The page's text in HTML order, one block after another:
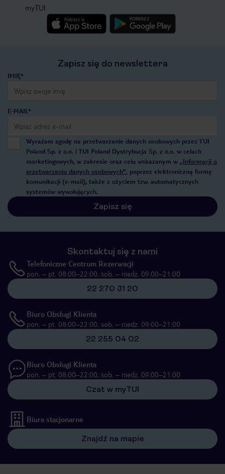
myTUI
Zapisz się do newslettera
IMIĘ*
E-MAIL*
Wyrażam zgodę na przetwarzanie danych osobowych przez TUI
Poland Sp. z o.o. i TUI Poland Dystrybucja Sp. z o.o. w celach
marketingowych, w zakresie oraz celu wskazanym w „Informacji o
przetwarzaniu danych osobowych”, poprzez elektroniczną formę
komunikacji (e-mail), także z użyciem tzw. automatycznych
systemów wywołujących.
Zapisz się
Skontaktuj się z nami
Telefoniczne Centrum Rezerwacji
pon. – pt. 08:00–22:00, sob. – niedz. 09:00–21:00
22 270 31 20
Biuro Obsługi Klienta
pon. – pt. 08:00–22:00, sob. – niedz. 09:00–21:00
22 255 04 02
Biuro Obsługi Klienta
pon. – pt. 08:00–22:00, sob. – niedz. 09:00–21:00
Czat w myTUI
Biura stacjonarne
Znajdź na mapie